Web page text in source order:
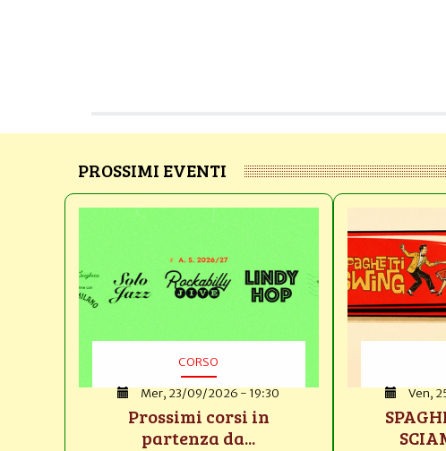
PROSSIMI EVENTI
CORSO
Mer, 23/09/2026 - 19:30
Prossimi corsi in
partenza da...
Ven,